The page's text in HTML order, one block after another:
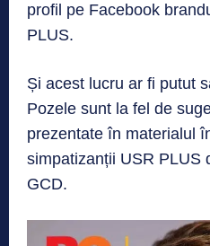
profil pe Facebook
PLUS.
Și acest lucru ar fi putut
Pozele sunt la fel de
prezentate în materialul
simpatizanții USR PLUS
GCD.